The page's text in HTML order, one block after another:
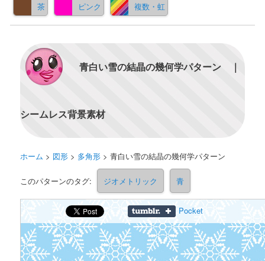
茶 ピンク 複数・虹
青白い雪の結晶の幾何学パターン ｜
シームレス背景素材
ホーム > 図形 > 多角形 >青白い雪の結晶の幾何学パターン
このパターンのタグ: ジオメトリック 青
Pocket